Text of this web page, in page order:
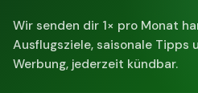
Wir senden dir 1× pro Monat
Ausflugsziele, saisonale Tipps
Werbung, jederzeit kündbar.